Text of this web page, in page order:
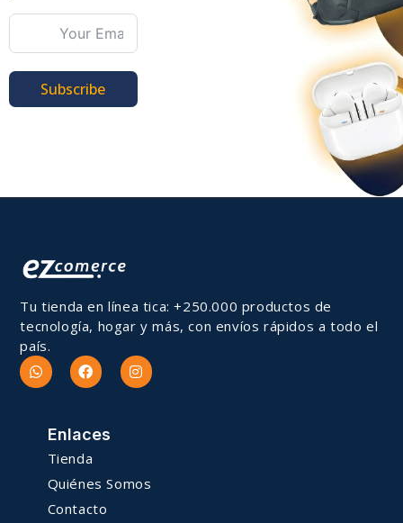
Subscribe
Tu tienda en línea tica: +250.000 productos de
tecnología, hogar y más, con envíos rápidos a todo el
país.
Enlaces
Tienda
Quiénes Somos
Contacto